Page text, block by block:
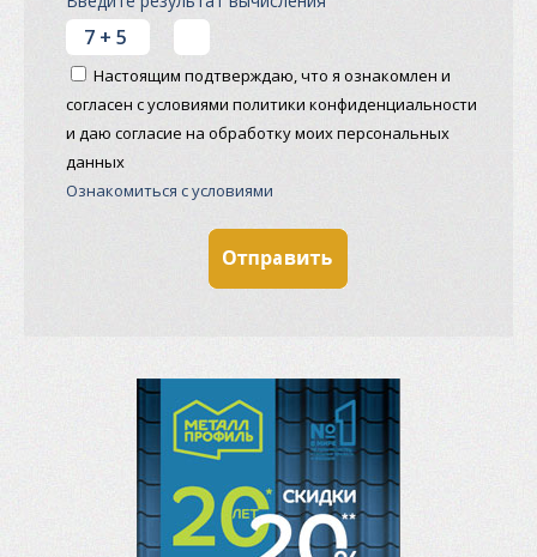
Настоящим подтверждаю, что я ознакомлен и
согласен с условиями политики конфиденциальности
и даю согласие на обработку моих персональных
данных
Ознакомиться с условиями